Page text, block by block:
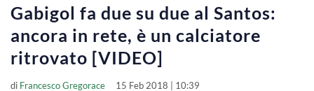
Gabigol fa due su due al Santos:
ancora in rete, è un calciatore
ritrovato [VIDEO]
di Francesco Gregorace 15 Feb 2018 | 10:39